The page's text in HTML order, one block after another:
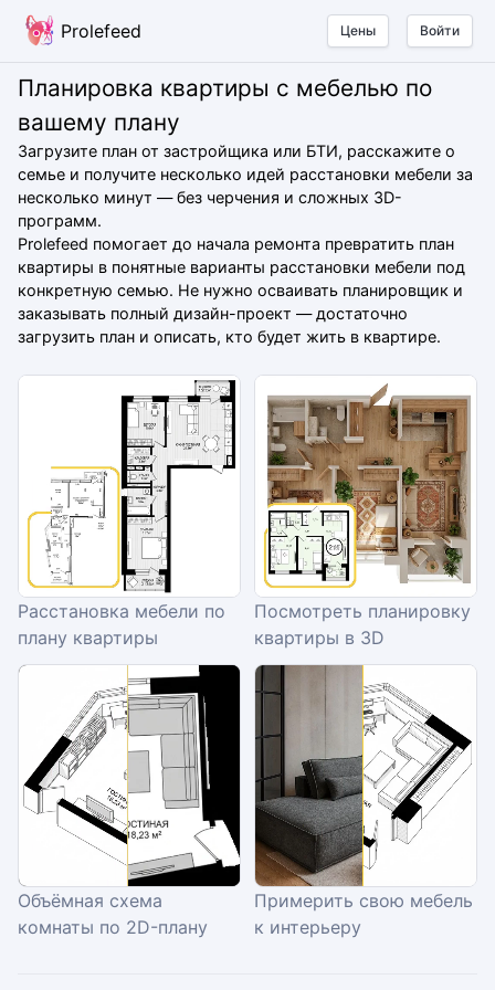
Prolefeed Цены Войти
Планировка квартиры с мебелью по
вашему плану
Загрузите план от застройщика или БТИ, расскажите о
семье и получите несколько идей расстановки мебели за
несколько минут — без черчения и сложных 3D-
программ.
Prolefeed помогает до начала ремонта превратить план
квартиры в понятные варианты расстановки мебели под
конкретную семью. Не нужно осваивать планировщик и
заказывать полный дизайн-проект — достаточно
загрузить план и описать, кто будет жить в квартире.
Расстановка мебели по
плану квартиры
Посмотреть планировку
квартиры в 3D
Объёмная схема
комнаты по 2D-плану
Примерить свою мебель
к интерьеру